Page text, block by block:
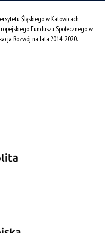
Śląskiego w Katowicach
Funduszu Społecznego w
Rozwój na lata 2014˗2020.